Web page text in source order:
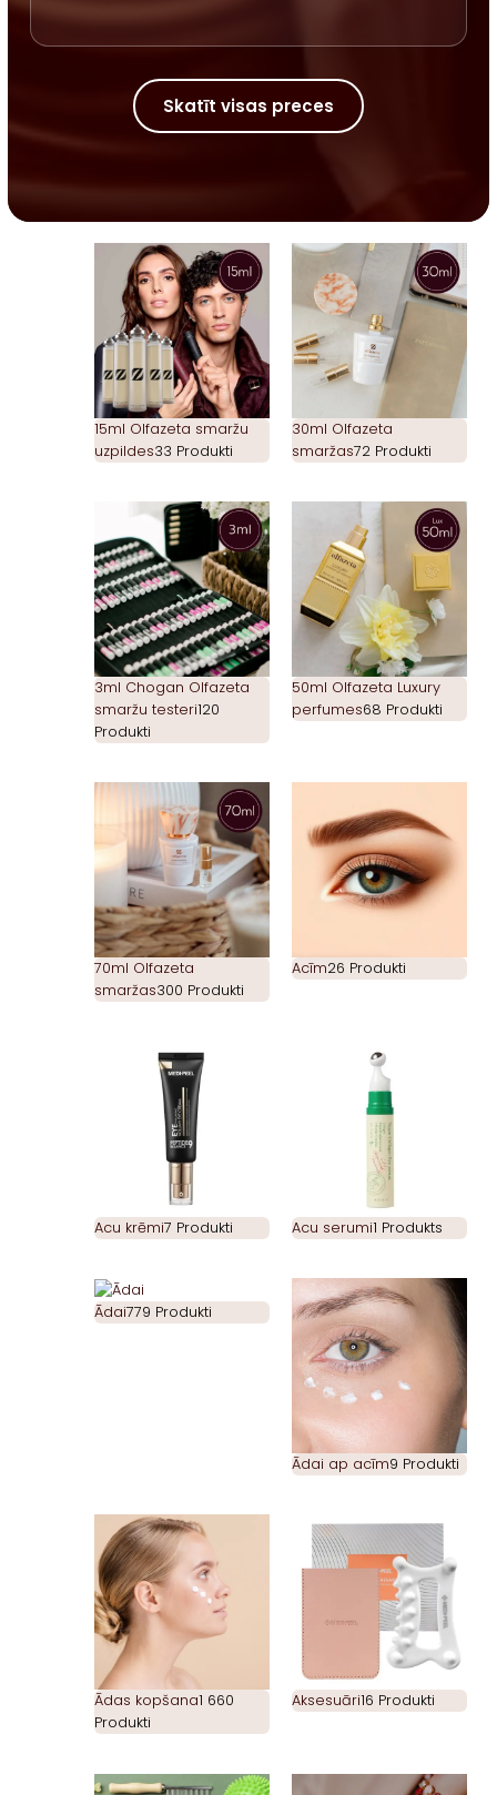
Skatīt visas preces
15ml Olfazeta smaržu
uzpildes33 Produkti
30ml Olfazeta
smaržas72 Produkti
3ml Chogan Olfazeta
smaržu testeri120
Produkti
50ml Olfazeta Luxury
perfumes68 Produkti
70ml Olfazeta
smaržas300 Produkti
Acīm26 Produkti
Acu krēmi7 Produkti Acu serumi1 Produkts
Ādai779 Produkti
Ādai ap acīm9 Produkti
Ādas kopšana1 660
Produkti
Aksesuāri16 Produkti